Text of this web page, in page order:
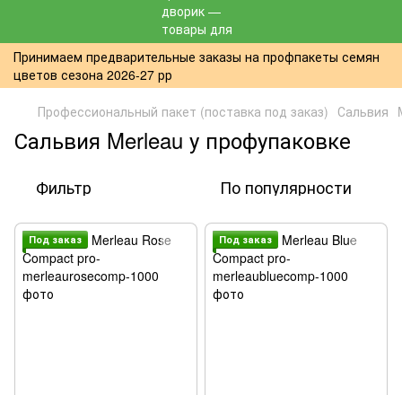
Принимаем предварительные заказы на профпакеты семян
цветов сезона 2026-27 рр
Профессиональный пакет (поставка под заказ) Сальвия
Сальвия Merleau у профупаковке
Фильтр По популярности
Под заказ Под заказ